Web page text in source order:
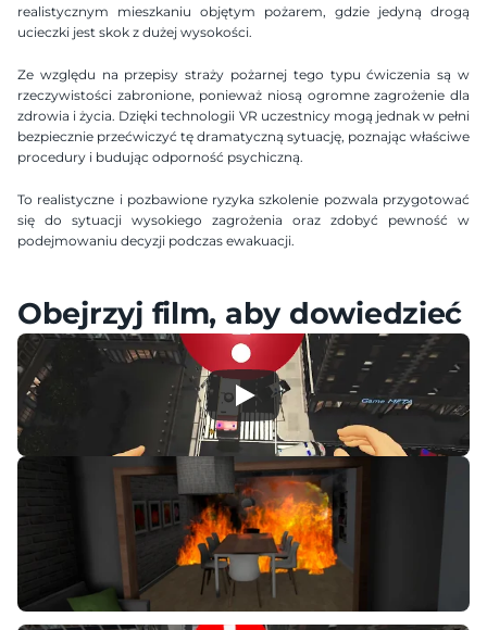
realistycznym mieszkaniu objętym pożarem, gdzie jedyną drogą
ucieczki jest skok z dużej wysokości.
Ze względu na przepisy straży pożarnej tego typu ćwiczenia są w
rzeczywistości zabronione, ponieważ niosą ogromne zagrożenie dla
zdrowia i życia. Dzięki technologii VR uczestnicy mogą jednak w pełni
bezpiecznie przećwiczyć tę dramatyczną sytuację, poznając właściwe
procedury i budując odporność psychiczną.
To realistyczne i pozbawione ryzyka szkolenie pozwala przygotować
się do sytuacji wysokiego zagrożenia oraz zdobyć pewność w
podejmowaniu decyzji podczas ewakuacji.
Obejrzyj film, aby dowiedzieć